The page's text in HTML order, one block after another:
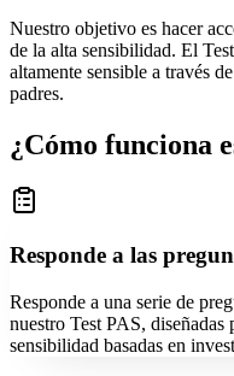
Nuestro objetivo es hacer
de la alta sensibilidad. El
altamente sensible a través
padres.
¿Cómo funciona
Responde a las
Responde a una serie de
nuestro Test PAS, diseñadas
sensibilidad basadas en